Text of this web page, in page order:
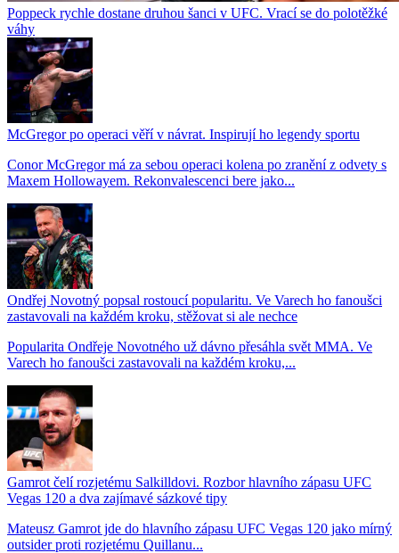
Poppeck rychle dostane druhou šanci v UFC. Vrací se do polotěžké
váhy
McGregor po operaci věří v návrat. Inspirují ho legendy sportu
Conor McGregor má za sebou operaci kolena po zranění z odvety s
Maxem Hollowayem. Rekonvalescenci bere jako...
Ondřej Novotný popsal rostoucí popularitu. Ve Varech ho fanoušci
zastavovali na každém kroku, stěžovat si ale nechce
Popularita Ondřeje Novotného už dávno přesáhla svět MMA. Ve
Varech ho fanoušci zastavovali na každém kroku,...
Gamrot čelí rozjetému Salkilldovi. Rozbor hlavního zápasu UFC
Vegas 120 a dva zajímavé sázkové tipy
Mateusz Gamrot jde do hlavního zápasu UFC Vegas 120 jako mírný
outsider proti rozjetému Quillanu...